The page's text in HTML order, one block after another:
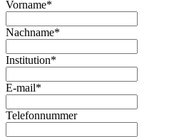
Vorname*
Nachname*
Institution*
E-mail*
Telefonnummer